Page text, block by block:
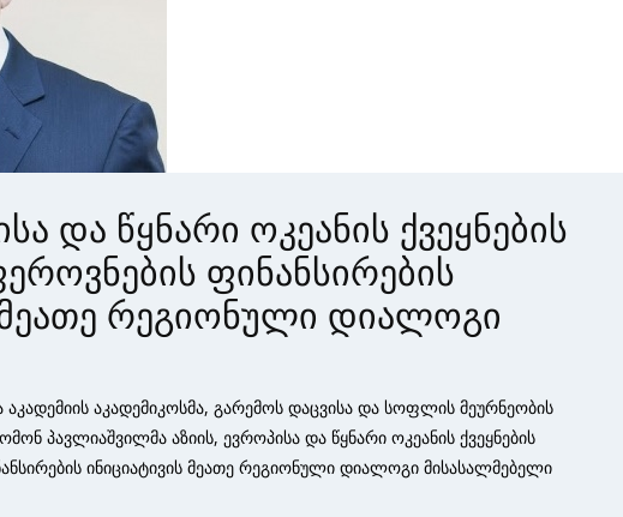
და წყნარი ოკეანის ქვეყნების
ფინანსირების
მეათე რეგიონული დიალოგი
აკადემიკოსმა, გარემოს დაცვისა და სოფლის მეურნეობის
პავლიაშვილმა აზიის, ევროპისა და წყნარი ოკეანის ქვეყნების
ინიციატივის მეათე რეგიონული დიალოგი მისასალმებელი